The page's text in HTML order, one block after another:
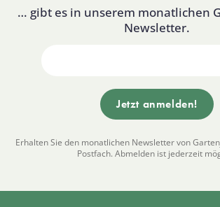
… gibt es in unserem monatlichen
Newsletter.
Erhalten Sie den monatlichen Newsletter von
Postfach. Abmelden ist jederzeit